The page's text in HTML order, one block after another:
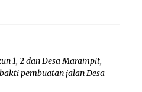
1, 2 dan Desa Marampit,
pembuatan jalan Desa